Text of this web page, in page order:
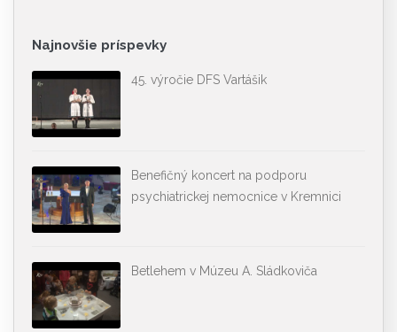
Najnovšie príspevky
45. výročie DFS Vartášik
Benefičný koncert na podporu
psychiatrickej nemocnice v Kremnici
Betlehem v Múzeu A. Sládkoviča